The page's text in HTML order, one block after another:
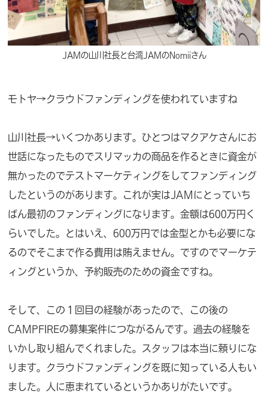
JAMの山川社長と台湾JAMのNomiiさん
モトヤ→クラウドファンディングを使われていますね
山川社長→いくつかあります。ひとつはマクアケさんにお
世話になったものでスリマッカの商品を作るときに資金が
無かったのでテストマーケティングをしてファンディング
したというのがあります。これが実はJAMにとっていち
ばん最初のファンディングになります。金額は600万円く
らいでした。とはいえ、600万円では金型とかも必要にな
るのでそこまで作る費用は賄えません。ですのでマーケテ
ィングというか、予約販売のための資金ですね。
そして、この１回目の経験があったので、この後の
CAMPFIREの募集案件につながるんです。過去の経験を
いかし取り組んでくれました。スタッフは本当に頼りにな
ります。クラウドファンディングを既に知っている人もい
ました。人に恵まれているというかありがたいです。